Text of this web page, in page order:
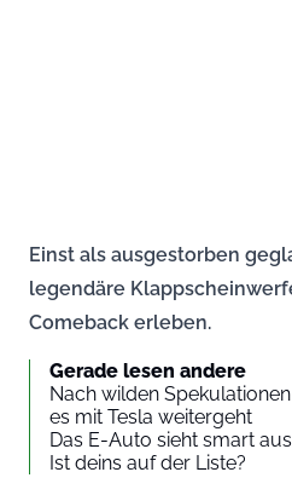
Einst als ausgestorben
legendäre
Comeback erleben.
Gerade lesen andere
Nach wilden
es mit Tesla weitergeht
Das E-Auto sieht smart
Ist deins auf der Liste?